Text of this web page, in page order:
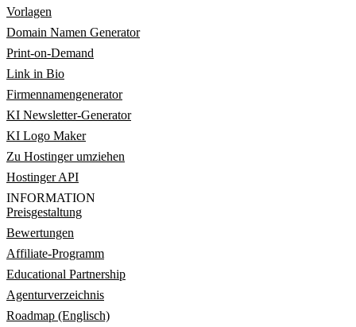
Vorlagen
Domain Namen Generator
Print-on-Demand
Link in Bio
Firmennamengenerator
KI Newsletter-Generator
KI Logo Maker
Zu Hostinger umziehen
Hostinger API
INFORMATION
Preisgestaltung
Bewertungen
Affiliate-Programm
Educational Partnership
Agenturverzeichnis
Roadmap (Englisch)